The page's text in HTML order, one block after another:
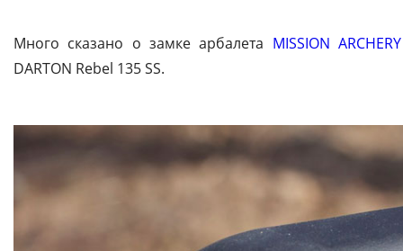
Много сказано о замке арбалета MISSION
DARTON Rebel 135 SS.